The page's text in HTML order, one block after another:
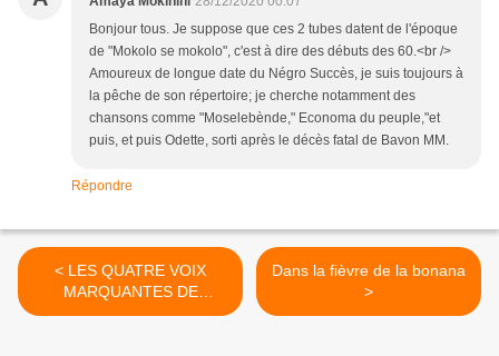
Bonjour tous. Je suppose que ces 2 tubes datent de l'époque
de "Mokolo se mokolo", c'est à dire des débuts des 60.<br />
Amoureux de longue date du Négro Succès, je suis toujours à
la pêche de son répertoire; je cherche notamment des
chansons comme "Moselebènde," Economa du peuple,"et
puis, et puis Odette, sorti après le décès fatal de Bavon MM.
Répondre
< LES QUATRE VOIX
MARQUANTES DE
L’AFRICAN-FIESTA SUKISA
Dans la fièvre de la bonana
>